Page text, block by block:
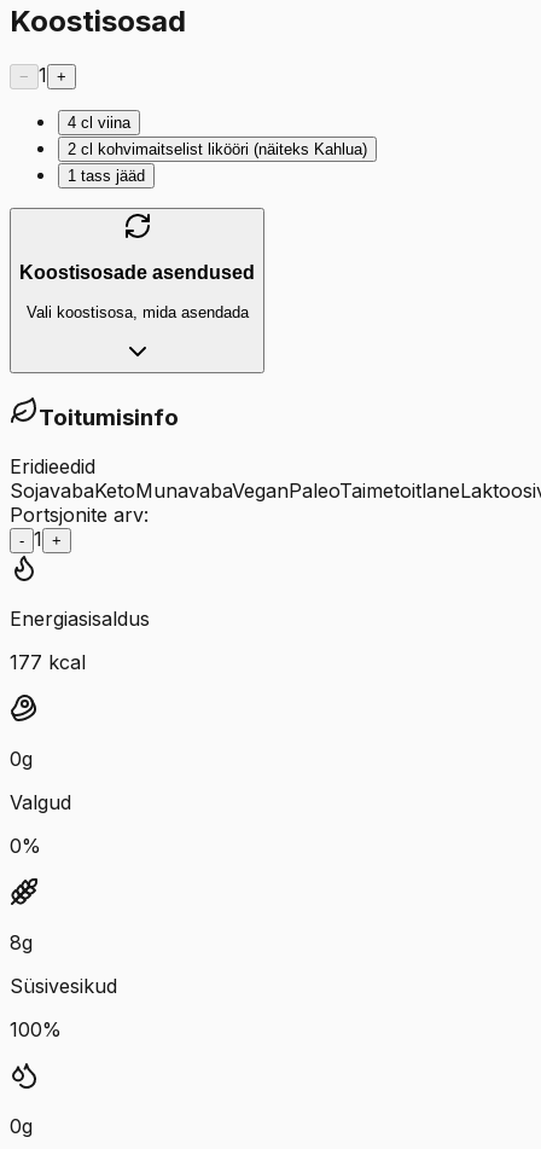
Koostisosad
− 1 +
4 cl viina
2 cl kohvimaitselist likööri (näiteks Kahlua)
1 tass jääd
Koostisosade asendused
Vali koostisosa, mida asendada
Toitumisinfo
Eridieedid
SojavabaKetoMunavabaVeganPaleoTaimetoitlane
Portsjonite arv:
- 1 +
Energiasisaldus
177 kcal
0g
Valgud
0%
8g
Süsivesikud
100%
0g